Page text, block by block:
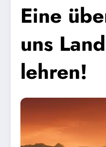
Eine
uns
lehren!